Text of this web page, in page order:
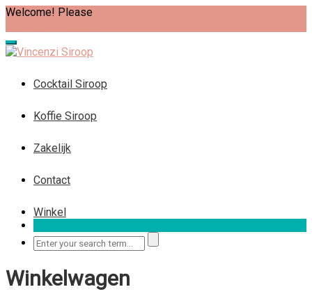
Welcome! Please
Cocktail Siroop
Koffie Siroop
Zakelijk
Contact
Winkel
Winkelwagen